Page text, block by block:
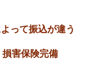
って振込が違う
害保険完備